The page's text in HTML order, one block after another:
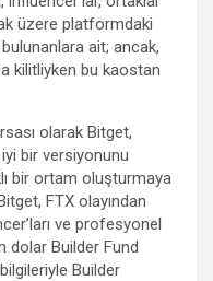
üzere platformdaki
ait; ancak,
kilitliyken bu kaostan
olarak Bitget,
iyi bir versiyonunu
bir ortam oluşturmaya
FTX olayından
ve profesyonel
dolar Builder Fund
Builder